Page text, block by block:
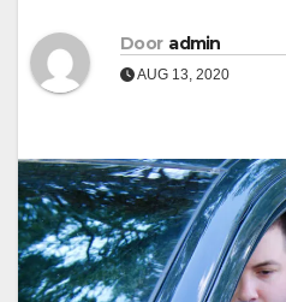
Door admin
AUG 13, 2020